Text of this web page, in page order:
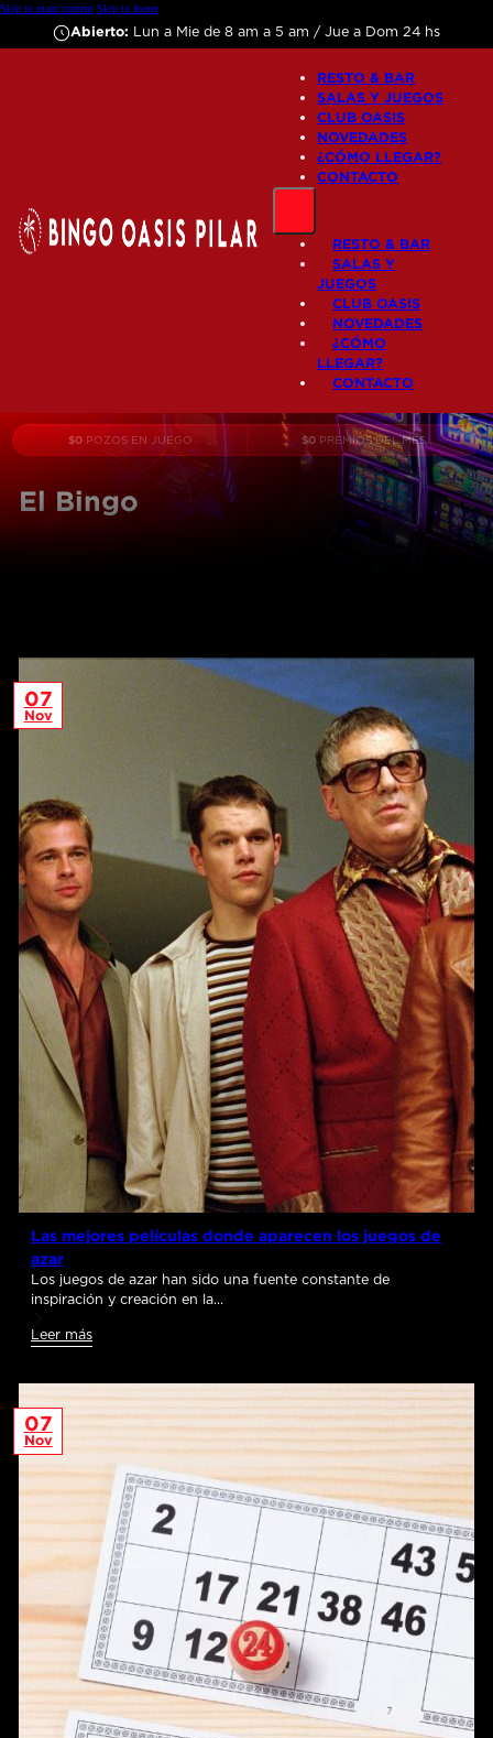
Skip to main content Skip to footer
Abierto: Lun a Mie de 8 am a 5 am / Jue a Dom 24 hs
RESTO & BAR
SALAS Y JUEGOS
CLUB OASIS
NOVEDADES
¿CÓMO LLEGAR?
CONTACTO
RESTO & BAR
SALAS Y
JUEGOS
CLUB OASIS
NOVEDADES
¿CÓMO
LLEGAR?
CONTACTO
$0POZOS EN JUEGO $0PREMIOS DEL MES
El Bingo
07
Nov
Las mejores películas donde aparecen los juegos de
azar
Los juegos de azar han sido una fuente constante de
inspiración y creación en la…
Leer más
07
Nov